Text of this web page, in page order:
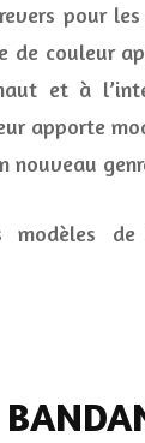
pour
de couleur
et à
apporte
nouveau
modèles